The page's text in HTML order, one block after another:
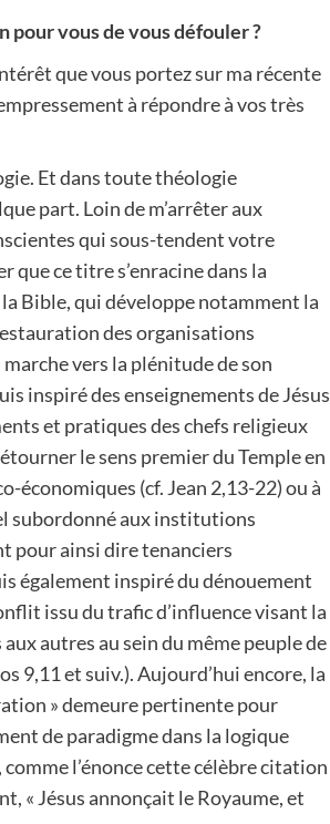
pour vous de vous défouler ?
que vous portez sur ma récente
à répondre à vos très
Et dans toute théologie
part. Loin de m’arrêter aux
qui sous-tendent votre
ce titre s’enracine dans la
Bible, qui développe notamment la
des organisations
vers la plénitude de son
inspiré des enseignements de Jésus
et pratiques des chefs religieux
le sens premier du Temple en
(cf. Jean 2,13-22) ou à
subordonné aux institutions
pour ainsi dire tenanciers
également inspiré du dénouement
issu du trafic d’influence visant la
autres au sein du même peuple de
9,11 et suiv.). Aujourd’hui encore, la
» demeure pertinente pour
de paradigme dans la logique
l’énonce cette célèbre citation
« Jésus annonçait le Royaume, et